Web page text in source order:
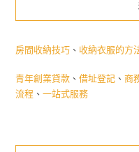
房間收納技巧、 收納衣服的方
青年創業貸款、 借址登記、 商
流程 、 一站式服務